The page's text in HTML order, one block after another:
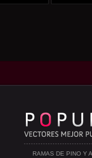
RAMAS DE PINO Y